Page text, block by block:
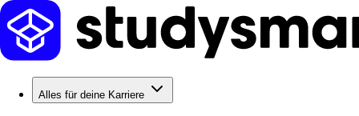
Alles für deine Karriere